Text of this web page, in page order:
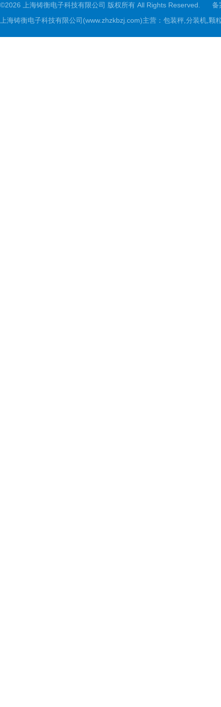
©2026 上海铸衡电子科技有限公司 版权所有 All Rights Reserved.
备
上海铸衡电子科技有限公司(www.zhzkbzj.com)主营： 包装秤,分装机,颗